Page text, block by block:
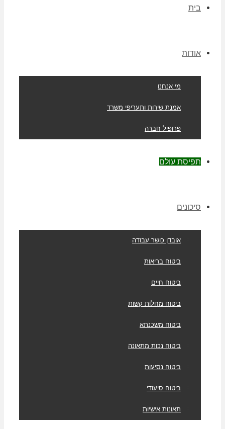
בית
אודות
מי אנחנו
אמנת שירות ותעריפי משרד
פרופיל חברה
תפיסת עולם
סיכונים
אובדן כושר עבודה
ביטוח בריאות
ביטוח חיים
ביטוח מחלות קשות
ביטוח משכנתא
ביטוח נכות מתאונה
ביטוח נסיעות
ביטוח סיעודי
תאונות אישיות